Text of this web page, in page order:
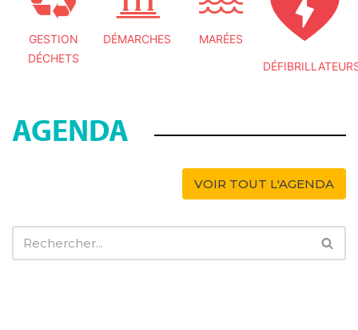
GESTION
DÉCHETS
DÉMARCHES MARÉES
AGENDA
VOIR TOUT L'AGENDA